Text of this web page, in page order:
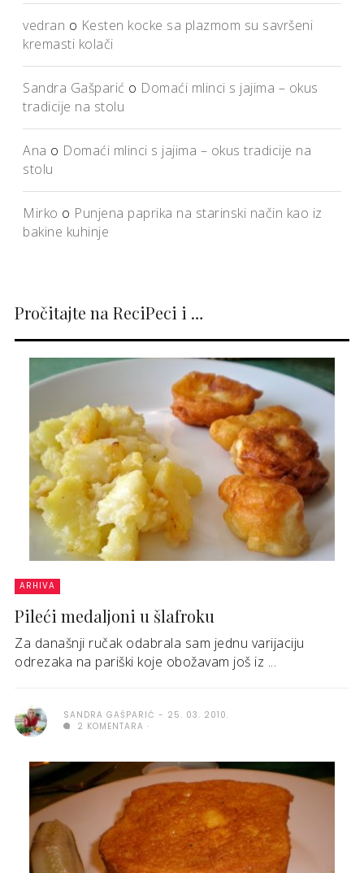
vedran o Kesten kocke sa plazmom su savršeni
kremasti kolači
Sandra Gašparić o Domaći mlinci s jajima – okus
tradicije na stolu
Ana o Domaći mlinci s jajima – okus tradicije na
stolu
Mirko o Punjena paprika na starinski način kao iz
bakine kuhinje
Pročitajte na ReciPeci i …
ARHIVA
Pileći medaljoni u šlafroku
Za današnji ručak odabrala sam jednu varijaciju
odrezaka na pariški koje obožavam još iz ...
SANDRA GAŠPARIĆ
25. 03. 2010.
2 KOMENTARA